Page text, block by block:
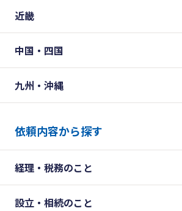
近畿
中国・四国
九州・沖縄
依頼内容から探す
経理・税務のこと
設立・相続のこと